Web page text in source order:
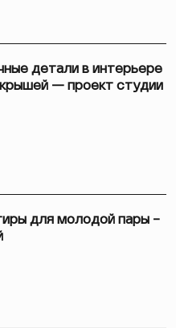
детали в интерьере
— проект студии
для молодой пары –